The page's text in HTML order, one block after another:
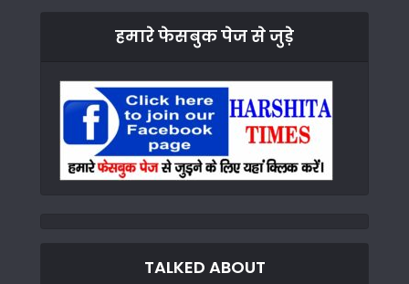
हमारे फेसबुक पेज से जुड़े
TALKED ABOUT